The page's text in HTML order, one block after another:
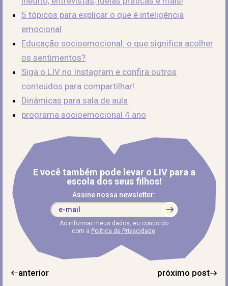
5 tópicos para explicar o que é inteligência
emocional
Educação socioemocional: o que significa acolher
os sentimentos?
Siga o LIV no Instagram e confira outros
conteúdos para compartilhar!
Dinâmicas para sala de aula
programa socioemocional 4 ano
E você também pode levar o LIV para a
escola dos seus filhos!
Assine nossa newsletter:
Ao informar meus dados, eu concordo
com a Política de Privacidade.
anterior próximo post